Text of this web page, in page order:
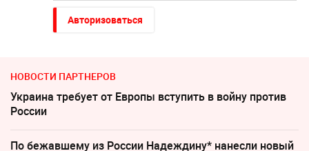
Авторизоваться
НОВОСТИ ПАРТНЕРОВ
Украина требует от Европы вступить в войну против
России
По бежавшему из России Надеждину* нанесли новый